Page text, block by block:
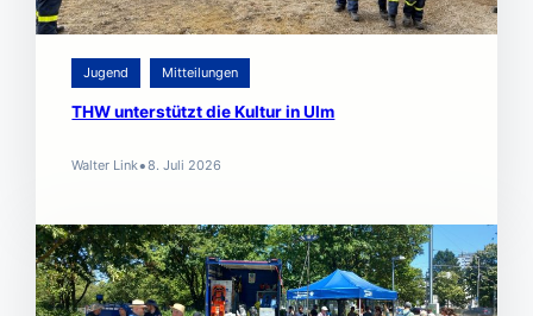
Jugend Mitteilungen
THW unterstützt die Kultur in Ulm
Walter Link•8. Juli 2026